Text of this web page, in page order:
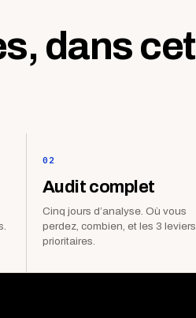
dans cet
02
Audit complet
Cinq jours d’analyse. Où vous
perdez, combien, et les 3 leviers
prioritaires.